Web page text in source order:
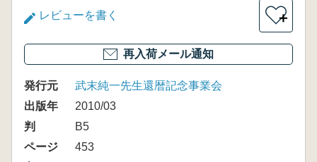
レビューを書く ＋
再入荷メール通知
発行元
武末純一先生還暦記念事業会
出版年
2010/03
判
B5
ページ
453